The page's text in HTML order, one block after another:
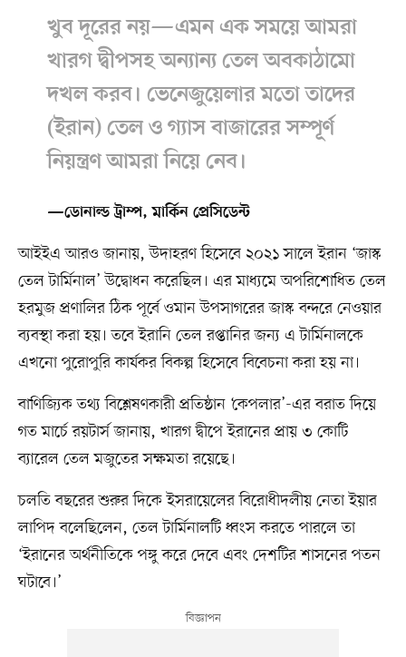
খুব দূরের নয়—এমন এক সময়ে আমরা
খারগ দ্বীপসহ অন্যান্য তেল অবকাঠামো
দখল করব। ভেনেজুয়েলার মতো তাদের
(ইরান) তেল ও গ্যাস বাজারের সম্পূর্ণ
নিয়ন্ত্রণ আমরা নিয়ে নেব।
—ডোনাল্ড ট্রাম্প, মার্কিন প্রেসিডেন্ট
আইইএ আরও জানায়, উদাহরণ হিসেবে ২০২১ সালে ইরান ‘জাস্ক
তেল টার্মিনাল’ উদ্বোধন করেছিল। এর মাধ্যমে অপরিশোধিত তেল
হরমুজ প্রণালির ঠিক পূর্বে ওমান উপসাগরের জাস্ক বন্দরে নেওয়ার
ব্যবস্থা করা হয়। তবে ইরানি তেল রপ্তানির জন্য এ টার্মিনালকে
এখনো পুরোপুরি কার্যকর বিকল্প হিসেবে বিবেচনা করা হয় না।
বাণিজ্যিক তথ্য বিশ্লেষণকারী প্রতিষ্ঠান ‘কেপলার’-এর বরাত দিয়ে
গত মার্চে রয়টার্স জানায়, খারগ দ্বীপে ইরানের প্রায় ৩ কোটি
ব্যারেল তেল মজুতের সক্ষমতা রয়েছে।
চলতি বছরের শুরুর দিকে ইসরায়েলের বিরোধীদলীয় নেতা ইয়ার
লাপিদ বলেছিলেন, তেল টার্মিনালটি ধ্বংস করতে পারলে তা
‘ইরানের অর্থনীতিকে পঙ্গু করে দেবে এবং দেশটির শাসনের পতন
ঘটাবে।’